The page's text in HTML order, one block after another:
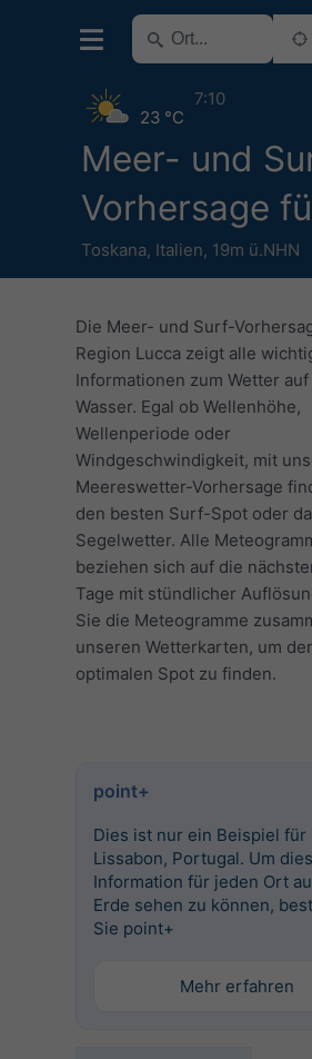
Meer- und
Vorhersage
Toskana, Italien, 19m ü.NHN
23 °C
7:10
Die Meer- und Surf-
Region Lucca zeigt alle
Informationen zum Wetter
Wasser. Egal ob Wellenhöhe,
Wellenperiode oder
Windgeschwindigkeit, mit
Meereswetter-Vorhersage
den besten Surf-Spot oder
Segelwetter. Alle
beziehen sich auf die
Tage mit stündlicher
Sie die Meteogramme
unseren Wetterkarten, um
optimalen Spot zu finden.
point+
Dies ist nur ein Beispiel für
Lissabon, Portugal. Um
Information für jeden Ort
Erde sehen zu können,
Sie point+
Mehr erfahren